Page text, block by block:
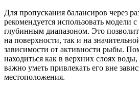
Для пропускания балансиров через
рекомендуется использовать модели
глубинным диапазоном. Это
на поверхности, так и на
зависимости от активности рыбы.
находиться как в верхних слоях
важно уметь привлекать его вне
местоположения.